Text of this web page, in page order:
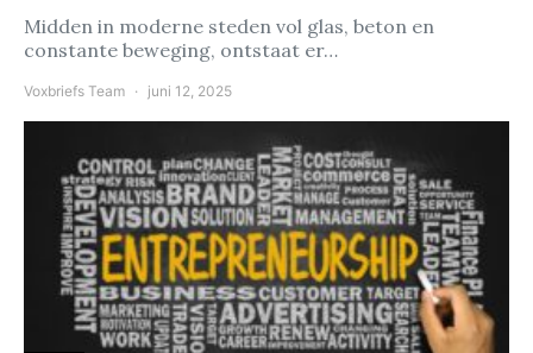
Midden in moderne steden vol glas, beton en
constante beweging, ontstaat er…
Voxbriefs Team juni 12, 2025